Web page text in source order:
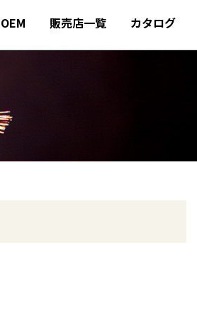
OEM 販売店一覧 カタログ